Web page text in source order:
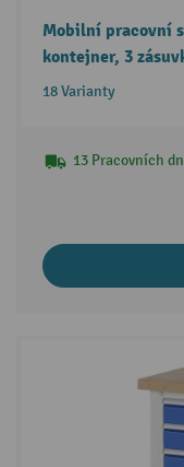
Mobilní pracovní
kontejner, 3
18 Varianty
13 Pracovních